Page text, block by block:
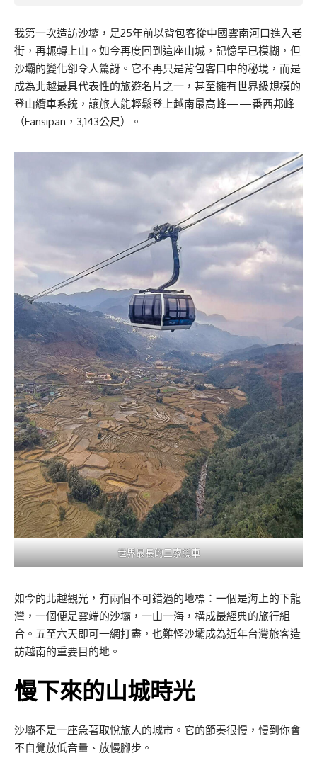
我第一次造訪沙壩，是25年前以背包客從中國雲南河口進入老
街，再輾轉上山。如今再度回到這座山城，記憶早已模糊，但
沙壩的變化卻令人驚訝。它不再只是背包客口中的秘境，而是
成為北越最具代表性的旅遊名片之一，甚至擁有世界級規模的
登山纜車系統，讓旅人能輕鬆登上越南最高峰——番西邦峰
（Fansipan，3,143公尺）。
世界最長的三索纜車
如今的北越觀光，有兩個不可錯過的地標：一個是海上的下龍
灣，一個便是雲端的沙壩，一山一海，構成最經典的旅行組
合。五至六天即可一網打盡，也難怪沙壩成為近年台灣旅客造
訪越南的重要目的地。
慢下來的山城時光
沙壩不是一座急著取悅旅人的城市。它的節奏很慢，慢到你會
不自覺放低音量、放慢腳步。